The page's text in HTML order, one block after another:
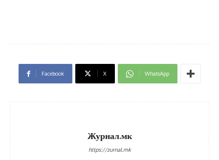
Facebook X WhatsApp
Журнал.мк
https://zurnal.mk